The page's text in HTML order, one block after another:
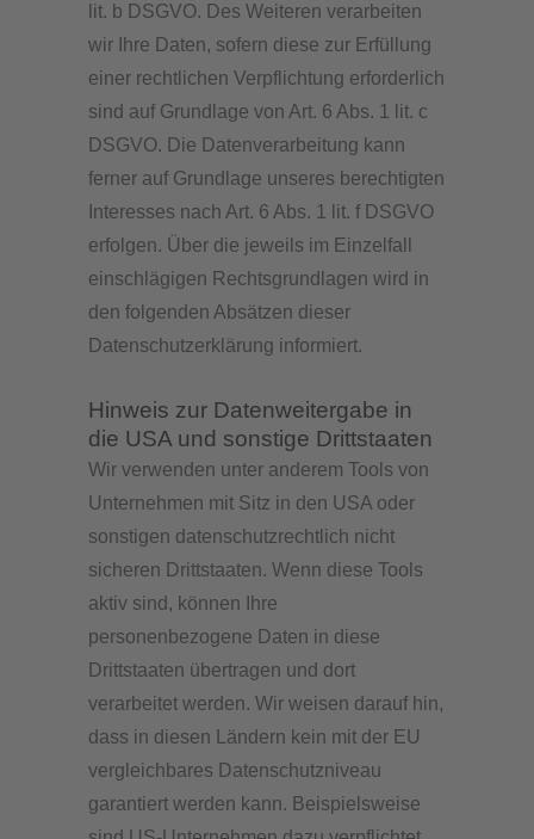
lit. b DSGVO. Des Weiteren verarbeiten
wir Ihre Daten, sofern diese zur Erfüllung
einer rechtlichen Verpflichtung erforderlich
sind auf Grundlage von Art. 6 Abs. 1 lit. c
DSGVO. Die Datenverarbeitung kann
ferner auf Grundlage unseres berechtigten
Interesses nach Art. 6 Abs. 1 lit. f DSGVO
erfolgen. Über die jeweils im Einzelfall
einschlägigen Rechtsgrundlagen wird in
den folgenden Absätzen dieser
Datenschutzerklärung informiert.
Hinweis zur Datenweitergabe in
die USA und sonstige Drittstaaten
Wir verwenden unter anderem Tools von
Unternehmen mit Sitz in den USA oder
sonstigen datenschutzrechtlich nicht
sicheren Drittstaaten. Wenn diese Tools
aktiv sind, können Ihre
personenbezogene Daten in diese
Drittstaaten übertragen und dort
verarbeitet werden. Wir weisen darauf hin,
dass in diesen Ländern kein mit der EU
vergleichbares Datenschutzniveau
garantiert werden kann. Beispielsweise